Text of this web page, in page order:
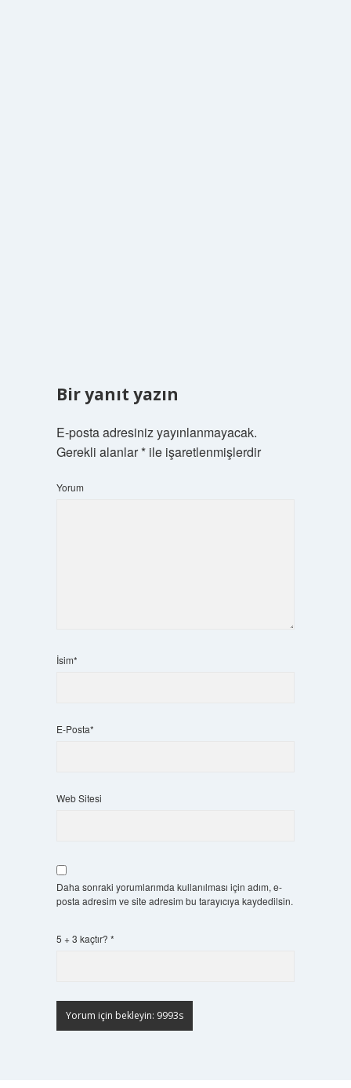
Bir yanıt yazın
E-posta adresiniz yayınlanmayacak.
Gerekli alanlar*ile işaretlenmişlerdir
Yorum
İsim*
E-Posta*
Web Sitesi
Daha sonraki yorumlarımda kullanılması için adım, e-
posta adresim ve site adresim bu tarayıcıya kaydedilsin.
5 + 3 kaçtır? *